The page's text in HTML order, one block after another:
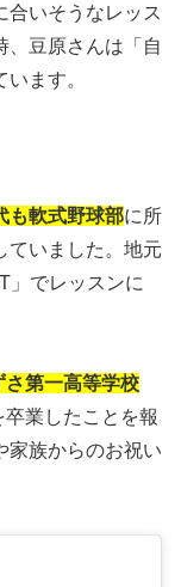
合いそうなレッス
、豆原さんは「自
ます。
も軟式野球部に所
ていました。地元
」でレッスンに
さ第一高等学校
業したことを報
家族からのお祝い